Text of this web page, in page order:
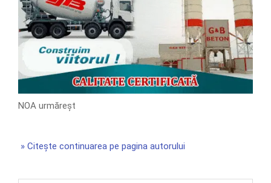
NOA urmăreșt
» Citește continuarea pe pagina autorului